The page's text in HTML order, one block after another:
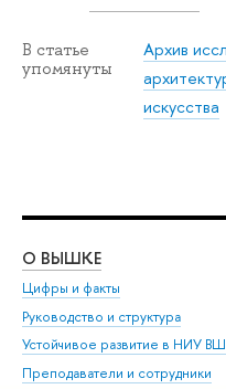
В статье
упомянуты
Архив
искусства
О ВЫШКЕ
Цифры и факты
Руководство и структура
Устойчивое развитие в НИУ
Преподаватели и сотрудники